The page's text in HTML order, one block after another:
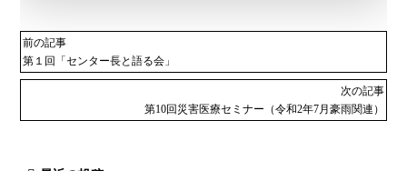
前の記事
第１回「センター長と語る会」
次の記事
第10回災害医療セミナー（令和2年7月豪雨関連）